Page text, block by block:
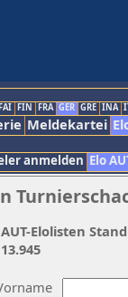
FIN FRA GER GRE INA
Meldekartei
anmelden Elo
AUT-Elolisten
13.945